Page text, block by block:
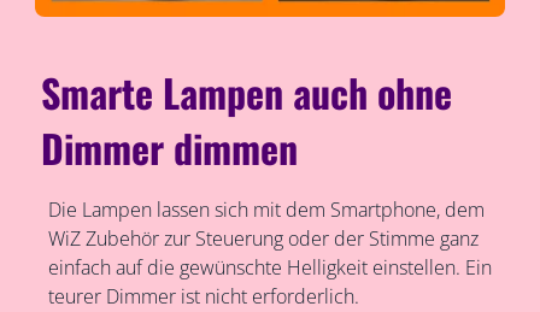
Smarte Lampen auch ohne
Dimmer dimmen
Die Lampen lassen sich mit dem Smartphone, dem
WiZ Zubehör zur Steuerung oder der Stimme ganz
einfach auf die gewünschte Helligkeit einstellen. Ein
teurer Dimmer ist nicht erforderlich.